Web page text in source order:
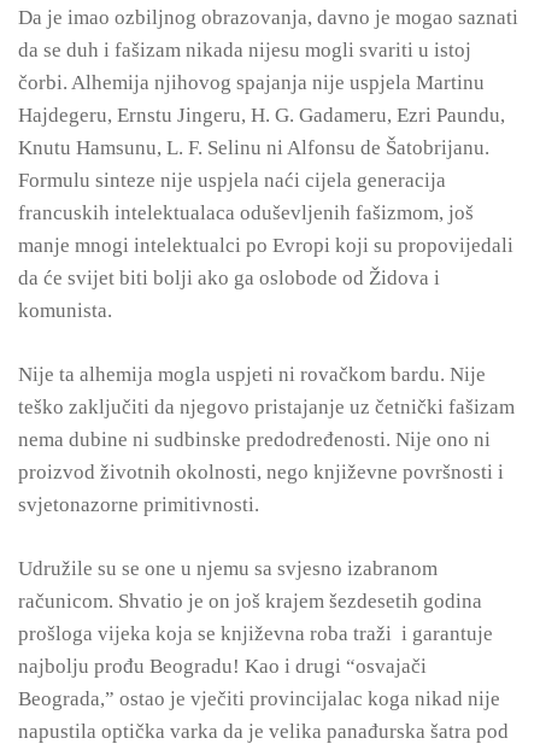
Da je imao ozbiljnog obrazovanja, davno je mogao saznati
da se duh i fašizam nikada nijesu mogli svariti u istoj
čorbi. Alhemija njihovog spajanja nije uspjela Martinu
Hajdegeru, Ernstu Jingeru, H. G. Gadameru, Ezri Paundu,
Knutu Hamsunu, L. F. Selinu ni Alfonsu de Šatobrijanu.
Formulu sinteze nije uspjela naći cijela generacija
francuskih intelektualaca oduševljenih fašizmom, još
manje mnogi intelektualci po Evropi koji su propovijedali
da će svijet biti bolji ako ga oslobode od Židova i
komunista.
Nije ta alhemija mogla uspjeti ni rovačkom bardu. Nije
teško zaključiti da njegovo pristajanje uz četnički fašizam
nema dubine ni sudbinske predodređenosti. Nije ono ni
proizvod životnih okolnosti, nego književne površnosti i
svjetonazorne primitivnosti.
Udružile su se one u njemu sa svjesno izabranom
računicom. Shvatio je on još krajem šezdesetih godina
prošloga vijeka koja se književna roba traži i garantuje
najbolju prođu Beogradu! Kao i drugi “osvajači
Beograda,” ostao je vječiti provincijalac koga nikad nije
napustila optička varka da je velika panađurska šatra pod